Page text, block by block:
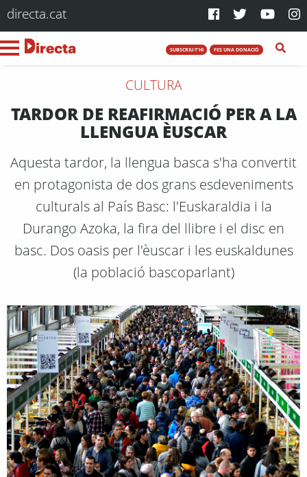
directa.cat
SUBSCRIU-T'HI FES UNA DONACIÓ
CULTURA
TARDOR DE REAFIRMACIÓ PER A LA
LLENGUA ÈUSCAR
Aquesta tardor, la llengua basca s'ha convertit
en protagonista de dos grans esdeveniments
culturals al País Basc: l'Euskaraldia i la
Durango Azoka, la fira del llibre i el disc en
basc. Dos oasis per l'èuscar i les euskaldunes
(la població bascoparlant)